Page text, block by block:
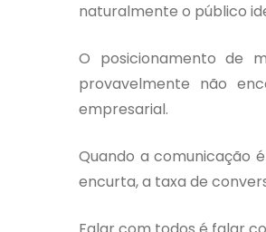
naturalmente o público
O posicionamento de
provavelmente não
empresarial.
Quando a comunicação
encurta, a taxa de